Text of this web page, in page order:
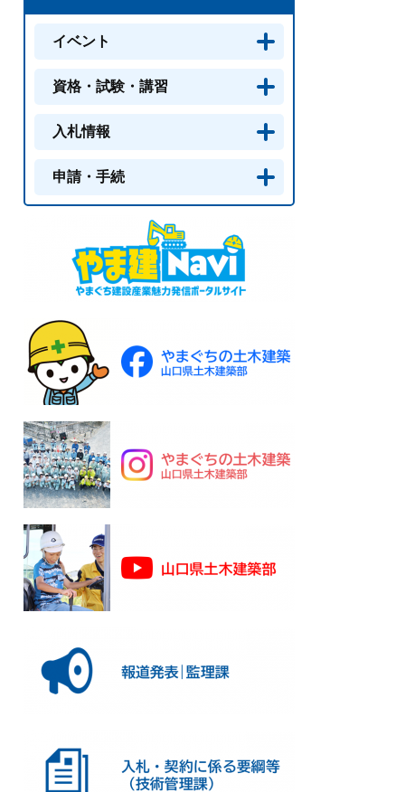
イベント
資格・試験・講習
入札情報
申請・手続